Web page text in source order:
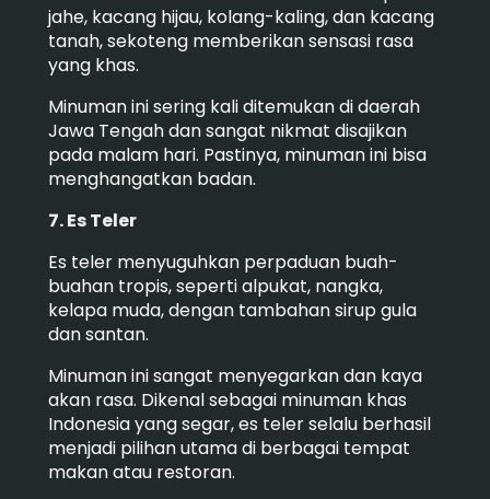
jahe, kacang hijau, kolang-kaling, dan kacang
tanah, sekoteng memberikan sensasi rasa
yang khas.
Minuman ini sering kali ditemukan di daerah
Jawa Tengah dan sangat nikmat disajikan
pada malam hari. Pastinya, minuman ini bisa
menghangatkan badan.
7. Es Teler
Es teler menyuguhkan perpaduan buah-
buahan tropis, seperti alpukat, nangka,
kelapa muda, dengan tambahan sirup gula
dan santan.
Minuman ini sangat menyegarkan dan kaya
akan rasa. Dikenal sebagai minuman khas
Indonesia yang segar, es teler selalu berhasil
menjadi pilihan utama di berbagai tempat
makan atau restoran.